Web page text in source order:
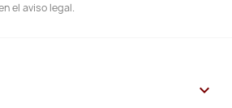
el aviso legal.
